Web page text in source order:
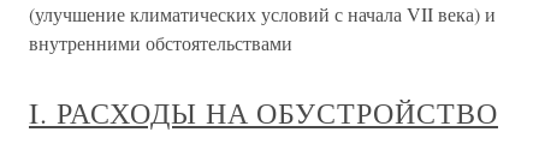
(улучшение климатических условий с начала VII века) и
внутренними обстоятельствами
I. РАСХОДЫ НА ОБУСТРОЙСТВО